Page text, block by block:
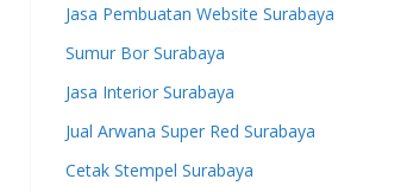
Jasa Pembuatan Website Surabaya
Sumur Bor Surabaya
Jasa Interior Surabaya
Jual Arwana Super Red Surabaya
Cetak Stempel Surabaya